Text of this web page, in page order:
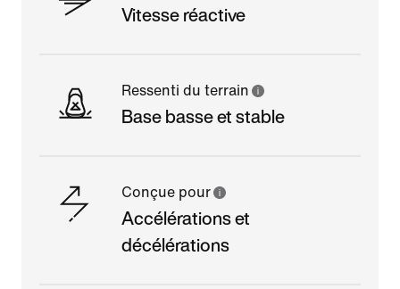
Vitesse réactive
Ressenti du terrain
Base basse et stable
Conçue pour
Accélérations et
décélérations